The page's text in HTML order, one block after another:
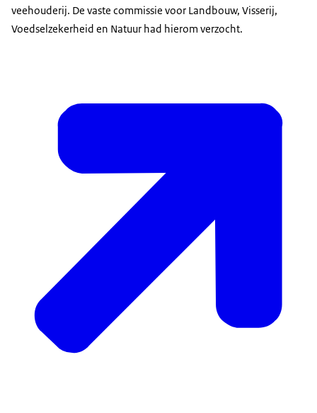
veehouderij. De vaste commissie voor Landbouw, Visserij,
Voedselzekerheid en Natuur had hierom verzocht.